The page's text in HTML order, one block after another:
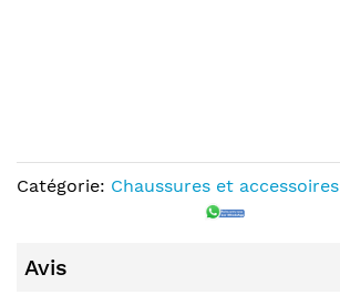
Catégorie: Chaussures et accessoires
Avis